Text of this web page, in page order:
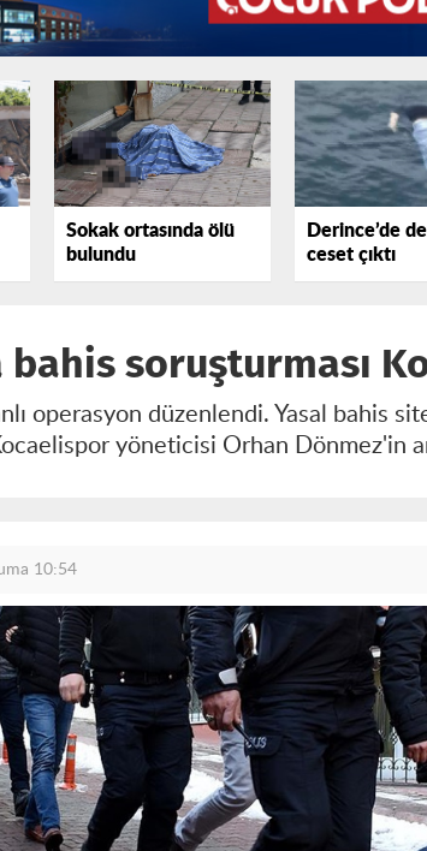
Sokak ortasında ölü
bulundu
Derince’de
ceset çıktı
soruşturması
operasyon düzenlendi. Yasal bahis
yöneticisi Orhan Dönmez'in
10:54